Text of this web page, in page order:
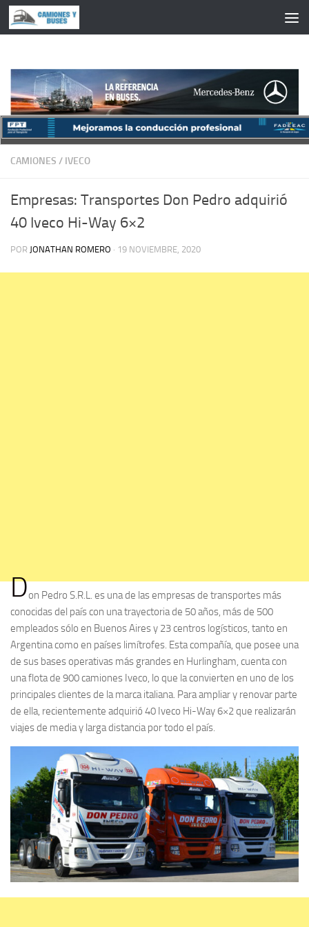
Saltar al contenido
CAMIONES / IVECO
Empresas: Transportes Don Pedro adquirió
40 Iveco Hi-Way 6×2
POR JONATHAN ROMERO · 19 NOVIEMBRE, 2020
Don Pedro S.R.L. es una de las empresas de transportes más
conocidas del país con una trayectoria de 50 años, más de 500
empleados sólo en Buenos Aires y 23 centros logísticos, tanto en
Argentina como en países limítrofes. Esta compañía, que posee una
de sus bases operativas más grandes en Hurlingham, cuenta con
una flota de 900 camiones Iveco, lo que la convierten en uno de los
principales clientes de la marca italiana. Para ampliar y renovar parte
de ella, recientemente adquirió 40 Iveco Hi-Way 6×2 que realizarán
viajes de media y larga distancia por todo el país.